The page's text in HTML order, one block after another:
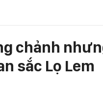
chảnh
sắc Lọ Lem